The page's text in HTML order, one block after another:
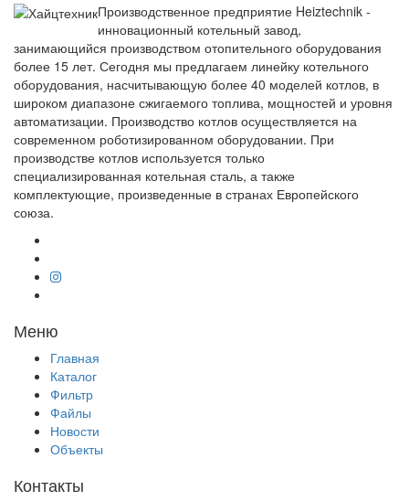
Производственное предприятие Heiztechnik -
инновационный котельный завод,
занимающийся производством отопительного оборудования
более 15 лет. Сегодня мы предлагаем линейку котельного
оборудования, насчитывающую более 40 моделей котлов, в
широком диапазоне сжигаемого топлива, мощностей и уровня
автоматизации. Производство котлов осуществляется на
современном роботизированном оборудовании. При
производстве котлов используется только
специализированная котельная сталь, а также
комплектующие, произведенные в странах Европейского
союза.
Меню
Главная
Каталог
Фильтр
Файлы
Новости
Объекты
Контакты